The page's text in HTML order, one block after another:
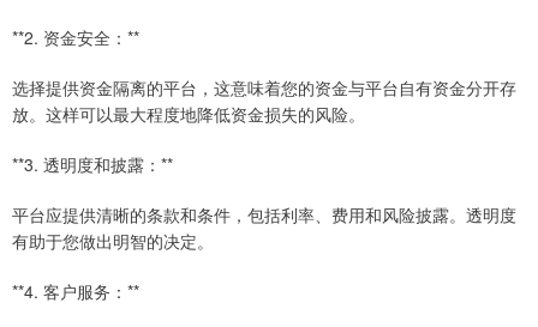
**2. 资金安全：**
选择提供资金隔离的平台，这意味着您的资金与平台自有资金分开存
放。这样可以最大程度地降低资金损失的风险。
**3. 透明度和披露：**
平台应提供清晰的条款和条件，包括利率、费用和风险披露。透明度
有助于您做出明智的决定。
**4. 客户服务：**